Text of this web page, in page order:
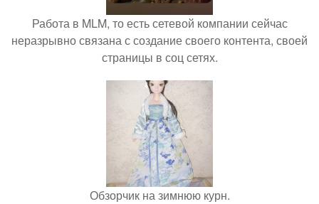
Работа в MLM, то есть сетевой компании сейчас
неразрывно связана с создание своего контента, своей
страницы в соц сетях.
Обзорчик на зимнюю курн.